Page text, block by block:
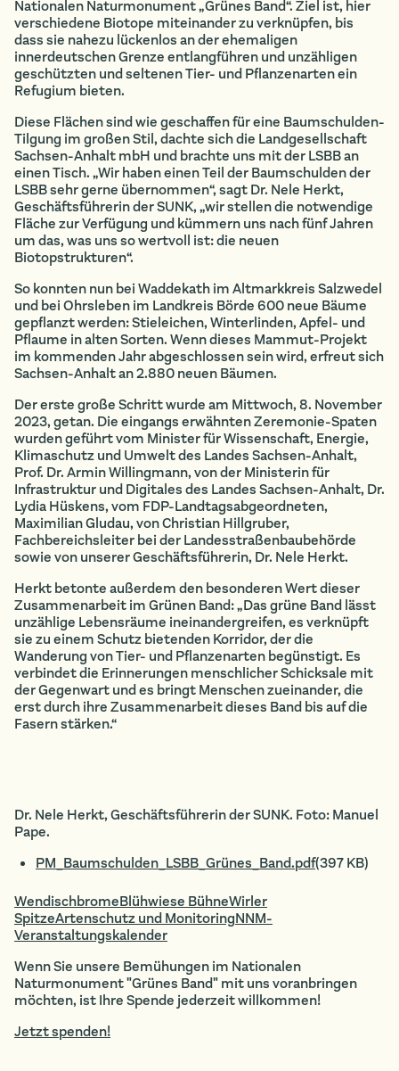
Nationalen Naturmonument „Grünes Band“. Ziel ist, hier
verschiedene Biotope miteinander zu verknüpfen, bis
dass sie nahezu lückenlos an der ehemaligen
innerdeutschen Grenze entlangführen und unzähligen
geschützten und seltenen Tier- und Pflanzenarten ein
Refugium bieten.
Diese Flächen sind wie geschaffen für eine Baumschulden-
Tilgung im großen Stil, dachte sich die Landgesellschaft
Sachsen-Anhalt mbH und brachte uns mit der LSBB an
einen Tisch. „Wir haben einen Teil der Baumschulden der
LSBB sehr gerne übernommen“, sagt Dr. Nele Herkt,
Geschäftsführerin der SUNK, „wir stellen die notwendige
Fläche zur Verfügung und kümmern uns nach fünf Jahren
um das, was uns so wertvoll ist: die neuen
Biotopstrukturen“.
So konnten nun bei Waddekath im Altmarkkreis Salzwedel
und bei Ohrsleben im Landkreis Börde 600 neue Bäume
gepflanzt werden: Stieleichen, Winterlinden, Apfel- und
Pflaume in alten Sorten. Wenn dieses Mammut-Projekt
im kommenden Jahr abgeschlossen sein wird, erfreut sich
Sachsen-Anhalt an 2.880 neuen Bäumen.
Der erste große Schritt wurde am Mittwoch, 8. November
2023, getan. Die eingangs erwähnten Zeremonie-Spaten
wurden geführt vom Minister für Wissenschaft, Energie,
Klimaschutz und Umwelt des Landes Sachsen-Anhalt,
Prof. Dr. Armin Willingmann, von der Ministerin für
Infrastruktur und Digitales des Landes Sachsen-Anhalt, Dr.
Lydia Hüskens, vom FDP-Landtagsabgeordneten,
Maximilian Gludau, von Christian Hillgruber,
Fachbereichsleiter bei der Landesstraßenbaubehörde
sowie von unserer Geschäftsführerin, Dr. Nele Herkt.
Herkt betonte außerdem den besonderen Wert dieser
Zusammenarbeit im Grünen Band: „Das grüne Band lässt
unzählige Lebensräume ineinandergreifen, es verknüpft
sie zu einem Schutz bietenden Korridor, der die
Wanderung von Tier- und Pflanzenarten begünstigt. Es
verbindet die Erinnerungen menschlicher Schicksale mit
der Gegenwart und es bringt Menschen zueinander, die
erst durch ihre Zusammenarbeit dieses Band bis auf die
Fasern stärken.“
Dr. Nele Herkt, Geschäftsführerin der SUNK. Foto: Manuel
Pape.
PM_Baumschulden_LSBB_Grünes_Band.pdf(397 KB)
WendischbromeBlühwiese BühneWirler
SpitzeArtenschutz und MonitoringNNM-
Veranstaltungskalender
Wenn Sie unsere Bemühungen im Nationalen
Naturmonument "Grünes Band" mit uns voranbringen
möchten, ist Ihre Spende jederzeit willkommen!
Jetzt spenden!